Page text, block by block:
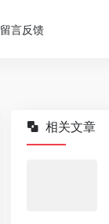
留言反馈
相关文章